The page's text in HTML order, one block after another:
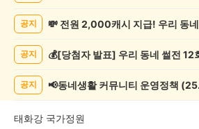
시
공지
공지
공지 📢동네생활 커뮤니티 운영정책
태화강 국가정원